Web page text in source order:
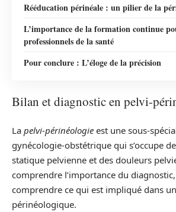
Rééducation périnéale : un pilier de la
L’importance de la formation continue
professionnels de la santé
Pour conclure : L’éloge de la précision
Bilan et diagnostic en pelvi-
La pelvi-périnéologie est une sous-
gynécologie-obstétrique qui s’occupe
statique pelvienne et des douleurs
comprendre l’importance du
comprendre ce qui est impliqué dans
périnéologique.